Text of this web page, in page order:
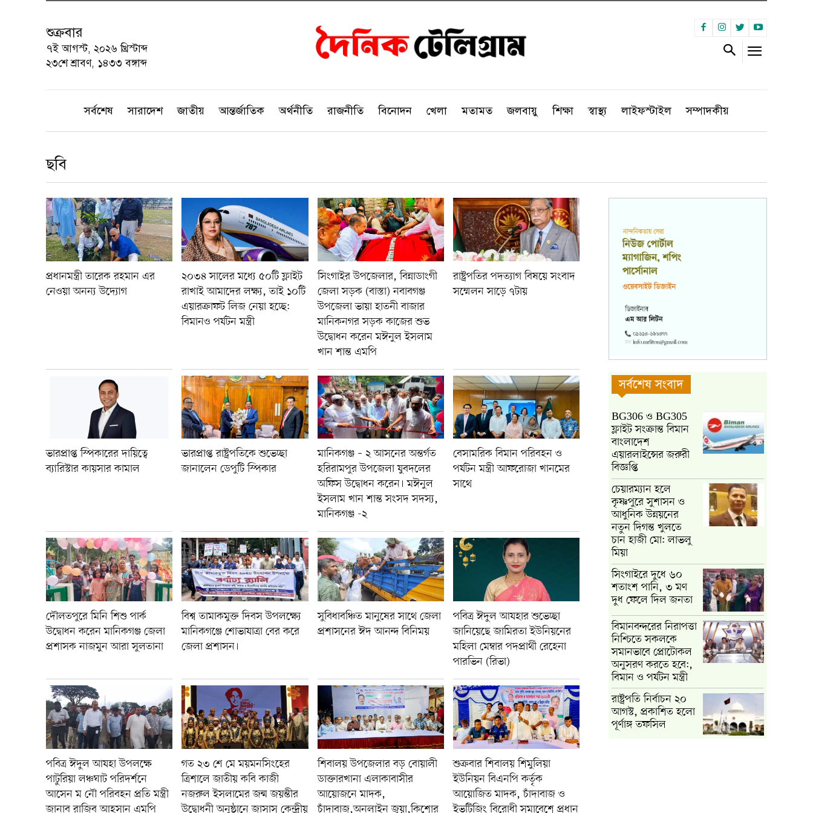
শুক্রবার
৭ই আগস্ট, ২০২৬ খ্রিস্টাব্দ
২৩শে শ্রাবণ, ১৪৩৩ বঙ্গাব্দ
সর্বশেষ সারাদেশ জাতীয় আন্তর্জাতিক অর্থনীতি রাজনীতি বিনোদন খেলা মতামত জলবায়ু শিক্ষা স্বাস্থ্য লাইফস্টাইল সম্পাদকীয়
ছবি
প্রধানমন্ত্রী তারেক রহমান এর
নেওয়া অনন্য উদ্যোগ
২০৩৪ সালের মধ্যে ৫০টি ফ্লাইট
রাখাই আমাদের লক্ষ্য, তাই ১০টি
এয়ারক্রাফট লিজ নেয়া হচ্ছে:
বিমানও পর্যটন মন্ত্রী
সিংগাইর উপজেলার, বিন্নাডাংগী
জেলা সড়ক (বাস্তা) নবাবগঞ্জ
উপজেলা ভায়া হাতনী বাজার
মানিকনগর সড়ক কাজের শুভ
উদ্বোধন করেন মঈনুল ইসলাম
খান শান্ত এমপি
রাষ্ট্রপতির পদত্যাগ বিষয়ে সংবাদ
সম্মেলন সাড়ে ৭টায়
ভারপ্রাপ্ত স্পিকারের দায়িত্বে
ব্যারিস্টার কায়সার কামাল
ভারপ্রাপ্ত রাষ্ট্রপতিকে শুভেচ্ছা
জানালেন ডেপুটি স্পিকার
মানিকগঞ্জ – ২ আসনের অন্তর্গত
হরিরামপুর উপজেলা যুবদলের
অফিস উদ্বোধন করেন। মঈনুল
ইসলাম খান শান্ত সংসদ সদস্য,
মানিকগঞ্জ -২
বেসামরিক বিমান পরিবহন ও
পর্যটন মন্ত্রী আফরোজা খানমের
সাথে
দৌলতপুরে মিনি শিশু পার্ক
উদ্বোধন করেন মানিকগঞ্জ জেলা
প্রশাসক নাজমুন আরা সুলতানা
বিশ্ব তামাকমুক্ত দিবস উপলক্ষ্যে
মানিকগঞ্জে শোভাযাত্রা বের করে
জেলা প্রশাসন।
সুবিধাবঞ্চিত মানুষের সাথে জেলা
প্রশাসনের ঈদ আনন্দ বিনিময়
পবিত্র ঈদুল আযহার শুভেচ্ছা
জানিয়েছে জামিরতা ইউনিয়নের
মহিলা মেম্বার পদপ্রার্থী রেহেনা
পারভিন (রিভা)
পবিত্র ঈদুল আযহা উপলক্ষে
পাটুরিয়া লঞ্চঘাট পরিদর্শনে
আসেন ম নৌ পরিবহন প্রতি মন্ত্রী
জানাব রাজিব আহসান এমপি
গত ২৩ শে মে ময়মনসিংহের
ত্রিশালে জাতীয় কবি কাজী
নজরুল ইসলামের জন্ম জয়ন্তীর
উদ্বোধনী অনুষ্ঠানে জাসাস কেন্দ্রীয়
শিবালয় উপজেলার বড় বোয়ালী
ডাক্তারখানা এলাকাবাসীর
আয়োজনে মাদক,
চাঁদাবাজ,অনলাইন জুয়া,কিশোর
শুক্রবার শিবালয় শিমুলিয়া
ইউনিয়ন বিএনপি কর্তৃক
আয়োজিত মাদক, চাঁদাবাজ ও
ইভটিজিং বিরোধী সমাবেশে প্রধান
সর্বশেষ সংবাদ
BG306 ও BG305
ফ্লাইট সংক্রান্ত বিমান
বাংলাদেশ
এয়ারলাইন্সের জরুরী
বিজ্ঞপ্তি
চেয়ারম্যান হলে
কৃষ্ণপুরে সুশাসন ও
আধুনিক উন্নয়নের
নতুন দিগন্ত খুলতে
চান হাজী মো: লাভলু
মিয়া
সিংগাইরে দুধে ৬০
শতাংশ পানি, ৩ মণ
দুধ ফেলে দিল জনতা
বিমানবন্দরের নিরাপত্তা
নিশ্চিতে সকলকে
সমানভাবে প্রোটোকল
অনুসরণ করতে হবে:,
বিমান ও পর্যটন মন্ত্রী
রাষ্ট্রপতি নির্বাচন ২০
আগস্ট, প্রকাশিত হলো
পূর্ণাঙ্গ তফসিল